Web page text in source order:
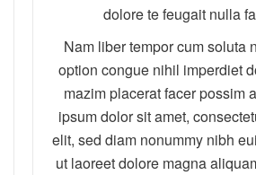
dolore te feugait nulla
Nam liber tempor cum soluta
option congue nihil imperdiet
mazim placerat facer possim
ipsum dolor sit amet,
elit, sed diam nonummy nibh
ut laoreet dolore magna